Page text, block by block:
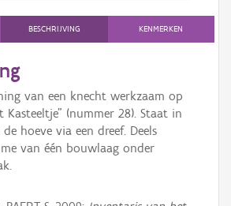
BESCHRIJVING KENMERKEN
van een knecht werkzaam op
Kasteeltje" (nummer 28). Staat in
hoeve via een dreef. Deels
van één bouwlaag onder